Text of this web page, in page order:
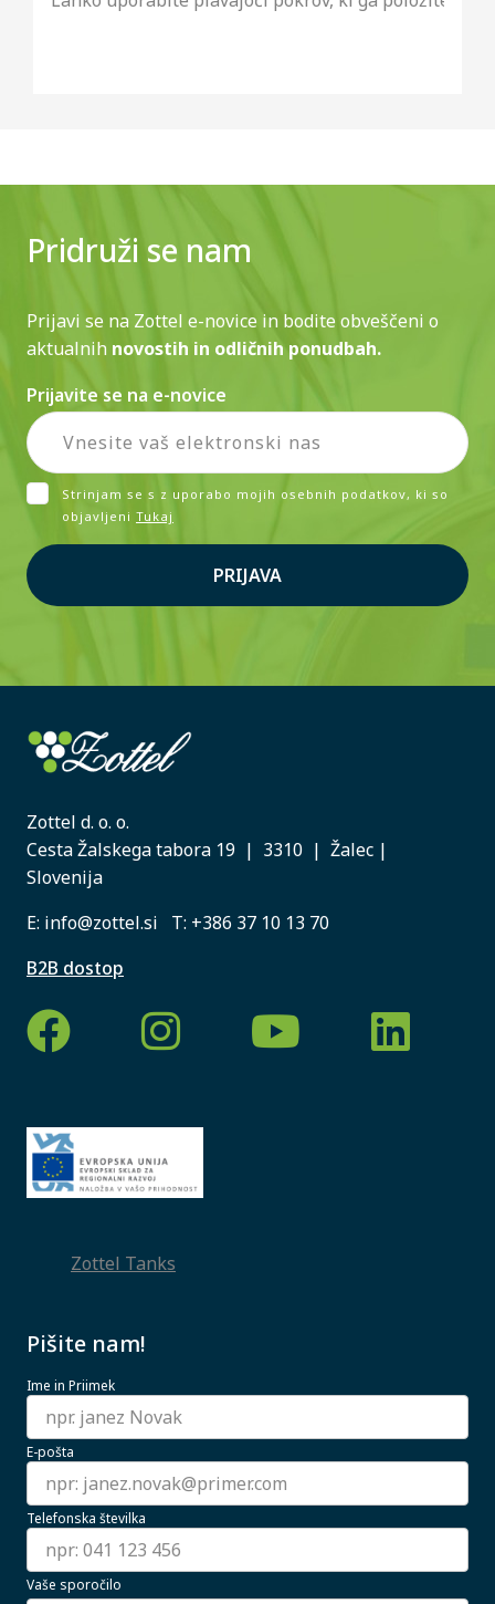
Pridruži se nam
Prijavi se na Zottel e-novice in bodite obveščeni o
aktualnih novostih in odličnih ponudbah.
Prijavite se na e-novice
Strinjam se s z uporabo mojih osebnih podatkov, ki so
objavljeni Tukaj
PRIJAVA
Zottel d. o. o.
Cesta Žalskega tabora 19 | 3310 | Žalec |
Slovenija
E: info@zottel.si T: +386 37 10 13 70
B2B dostop
Zottel Tanks
Pišite nam!
Ime in Priimek
E-pošta
Telefonska številka
Vaše sporočilo